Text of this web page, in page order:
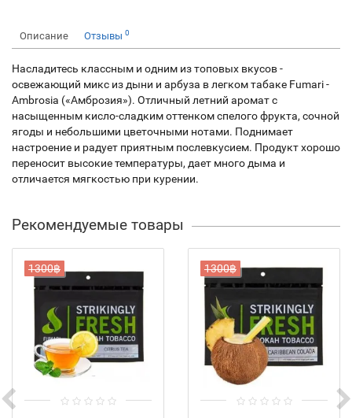
Описание Отзывы 0
Насладитесь классным и одним из топовых вкусов -
освежающий микс из дыни и арбуза в легком табаке Fumari -
Ambrosia («Амброзия»). Отличный летний аромат с
насыщенным кисло-сладким оттенком спелого фрукта, сочной
ягоды и небольшими цветочными нотами. Поднимает
настроение и радует приятным послевкусием. Продукт хорошо
переносит высокие температуры, дает много дыма и
отличается мягкостью при курении.
Рекомендуемые товары
1300฿ 1300฿